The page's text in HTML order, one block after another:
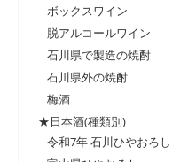
ボックスワイン
脱アルコールワイン
石川県で製造の焼酎
石川県外の焼酎
梅酒
★日本酒(種類別)
令和7年 石川ひやおろし